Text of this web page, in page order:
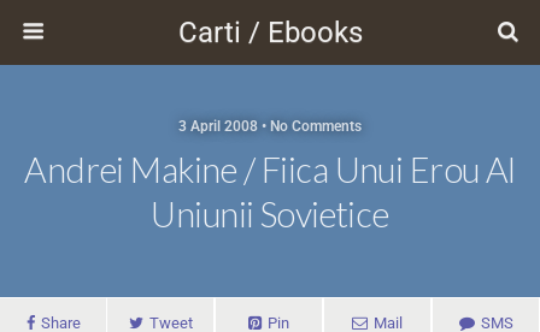
Carti / Ebooks
3 April 2008 • No Comments
Andrei Makine / Fiica Unui Erou Al
Uniunii Sovietice
Share Tweet Pin Mail SMS